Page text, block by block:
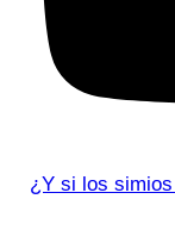
¿Y si los